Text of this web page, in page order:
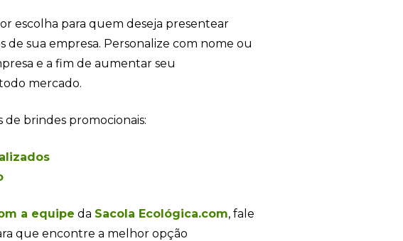
escolha para quem deseja presentear
de sua empresa. Personalize com nome ou
e a fim de aumentar seu
mercado.
de brindes promocionais:
a equipe da Sacola Ecológica.com, fale
que encontre a melhor opção